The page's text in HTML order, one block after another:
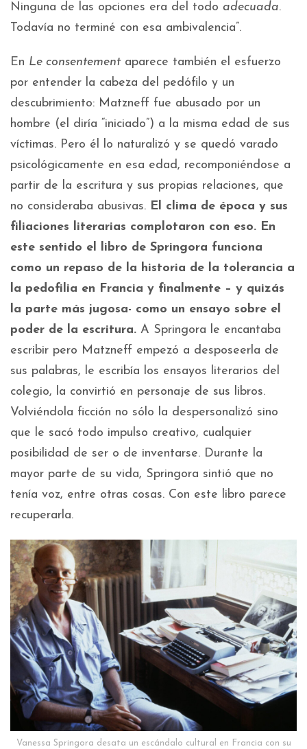
Ninguna de las opciones era del todo adecuada.
Todavía no terminé con esa ambivalencia”.
En Le consentementaparece también el esfuerzo
por entender la cabeza del pedófilo y un
descubrimiento: Matzneff fue abusado por un
hombre (el diría “iniciado”) a la misma edad de sus
víctimas. Pero él lo naturalizó y se quedó varado
psicológicamente en esa edad, recomponiéndose a
partir de la escritura y sus propias relaciones, que
no consideraba abusivas. El clima de época y sus
filiaciones literarias complotaron con eso. En
este sentido el libro de Springora funciona
como un repaso de la historia de la tolerancia a
la pedofilia en Francia y finalmente – y quizás
la parte más jugosa- como un ensayo sobre el
poder de la escritura. A Springora le encantaba
escribir pero Matzneff empezó a desposeerla de
sus palabras, le escribía los ensayos literarios del
colegio, la convirtió en personaje de sus libros.
Volviéndola ficción no sólo la despersonalizó sino
que le sacó todo impulso creativo, cualquier
posibilidad de ser o de inventarse. Durante la
mayor parte de su vida, Springora sintió que no
tenía voz, entre otras cosas. Con este libro parece
recuperarla.
Vanessa Springora desata un escándalo cultural en Francia con su